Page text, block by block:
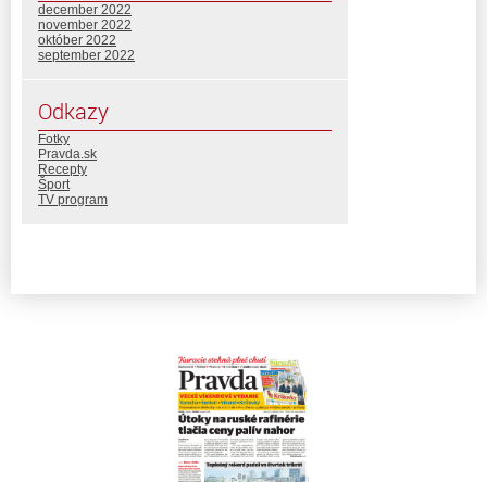
december 2022
november 2022
október 2022
september 2022
Odkazy
Fotky
Pravda.sk
Recepty
Šport
TV program